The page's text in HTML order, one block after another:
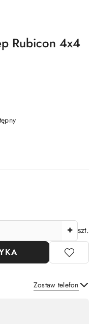
Rubicon 4x4
szt.
Zostaw telefon